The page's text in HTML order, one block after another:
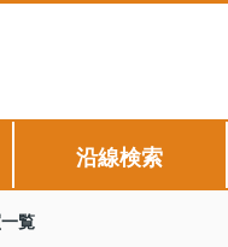
沿線検索
覧